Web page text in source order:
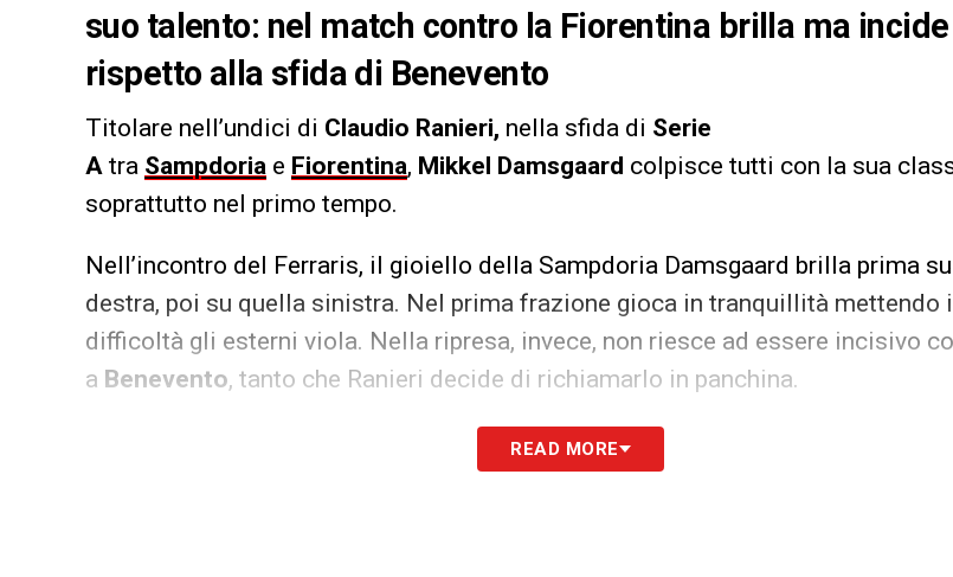
suo talento: nel match contro la Fiorentina brilla ma
rispetto alla sfida di Benevento
Titolare nell’undici di Claudio Ranieri, nella sfida di Serie
A tra Sampdoria e Fiorentina, Mikkel Damsgaard colpisce tutti con la sua
soprattutto nel primo tempo.
Nell’incontro del Ferraris, il gioiello della Sampdoria Damsgaard brilla prima
destra, poi su quella sinistra. Nel prima frazione gioca in tranquillità mettendo
difficoltà gli esterni viola. Nella ripresa, invece, non riesce ad essere incisivo
a Benevento, tanto che Ranieri decide di richiamarlo in panchina.
LA PLAYLIST DELLE NOSTRE TOP NEWSREAD MORE